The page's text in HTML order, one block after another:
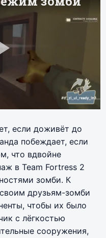
если доживёт до
побеждает, если
что вдвойне
в Team Fortress 2
зомби. К
друзьям-зомби
чтобы их было
с лёгкостью
сооружения,